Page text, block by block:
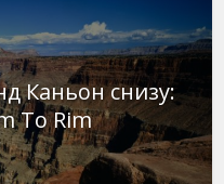
Каньон снизу:
To Rim